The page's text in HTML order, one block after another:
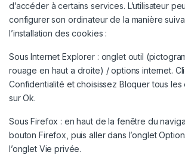
d’accéder à certains services. L’utilisateur
configurer son ordinateur de la manière
l’installation des cookies :
Sous Internet Explorer : onglet outil
rouage en haut a droite) / options internet.
Confidentialité et choisissez Bloquer tous les
sur Ok.
Sous Firefox : en haut de la fenêtre du
bouton Firefox, puis aller dans l’onglet
l’onglet Vie privée.